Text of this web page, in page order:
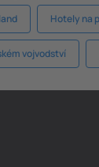
Hotely na
vojvodství